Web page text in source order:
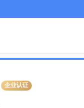
企业认证